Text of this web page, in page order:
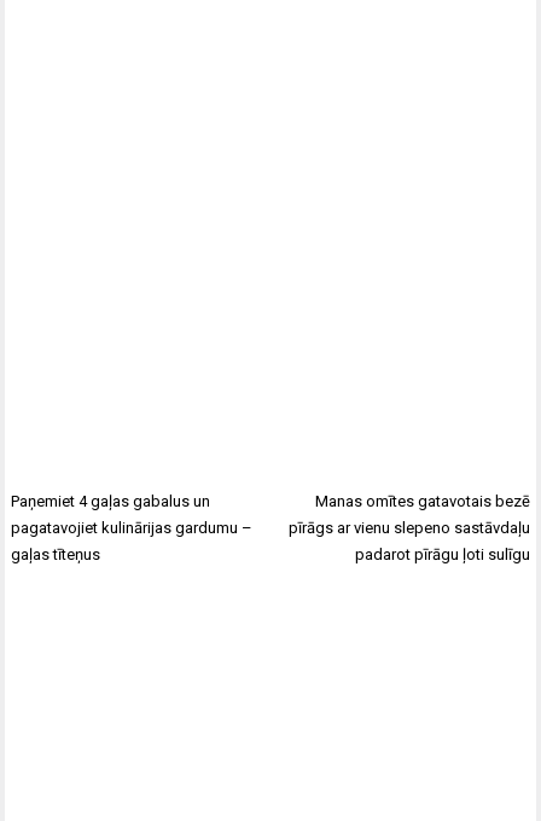
Paņemiet 4 gaļas gabalus un
pagatavojiet kulinārijas gardumu –
gaļas tīteņus
Manas omītes gatavotais bezē
pīrāgs ar vienu slepeno sastāvdaļu
padarot pīrāgu ļoti sulīgu